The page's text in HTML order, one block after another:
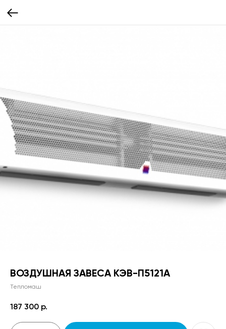
ВОЗДУШНАЯ ЗАВЕСА КЭВ-П5121А
Тепломаш
187 300 р.